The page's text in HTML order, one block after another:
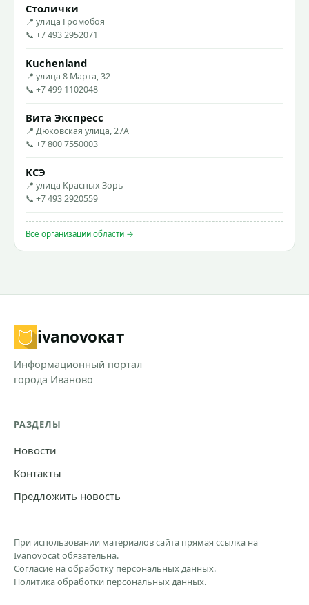
Столички
📍 улица Громобоя
📞 +7 493 2952071
Kuchenland
📍 улица 8 Марта, 32
📞 +7 499 1102048
Вита Экспресс
📍 Дюковская улица, 27А
📞 +7 800 7550003
КСЭ
📍 улица Красных Зорь
📞 +7 493 2920559
Все организации области →
ivanovoкат
Информационный портал
города Иваново
РАЗДЕЛЫ
Новости
Контакты
Предложить новость
При использовании материалов сайта прямая ссылка на
Ivanovocat обязательна.
Согласие на обработку персональных данных.
Политика обработки персональных данных.